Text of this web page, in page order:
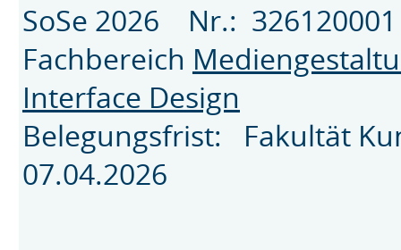
SoSe 2026 Nr.:
Fachbereich
Interface Design
Belegungsfrist: Fakultät
07.04.2026